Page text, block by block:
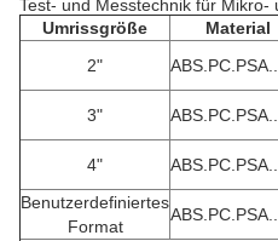
Test- und Messtechnik für Mikro-
Umrissgröße
Material
2"
3"
4"
Benutzerdefiniertes
Format